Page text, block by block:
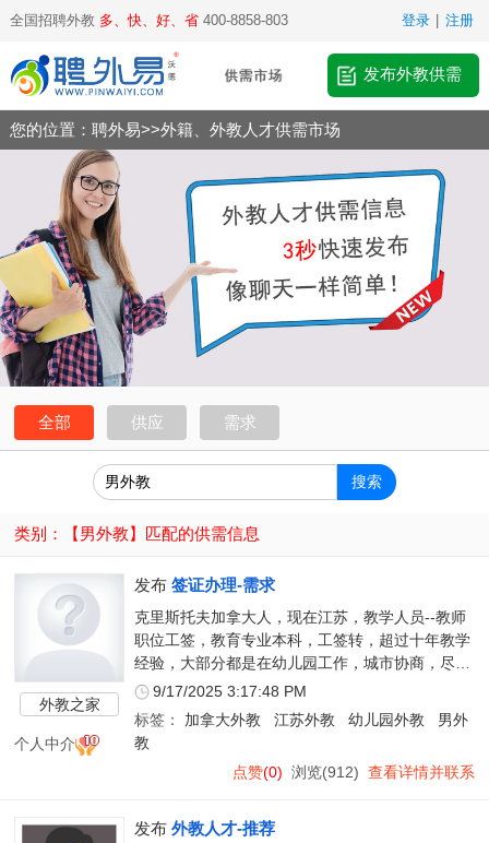
全国招聘外教 多、快、好、省400-8858-803 登录 注册
发布外教供需
您的位置： 聘外易>>外籍、外教人才供需市场
全部 供应 需求
搜索
类别：【男外教】匹配的供需信息
外教之家
个人中介
发布 签证办理-需求
克里斯托夫加拿大人，现在江苏，教学人员--教师
职位工签，教育专业本科，工签转，超过十年教学
经验，大部分都是在幼儿园工作，城市协商，尽快
到 9/17/2025 3:17:48 PM
标签： 加拿大外教 江苏外教 幼儿园外教
男外
教
点赞(0) 浏览(912) 查看详情并联系
发布 外教人才-推荐